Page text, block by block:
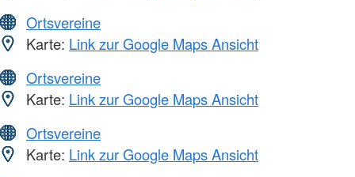
Ortsvereine
Karte: Link zur Google Maps Ansicht
Ortsvereine
Karte: Link zur Google Maps Ansicht
Ortsvereine
Karte: Link zur Google Maps Ansicht